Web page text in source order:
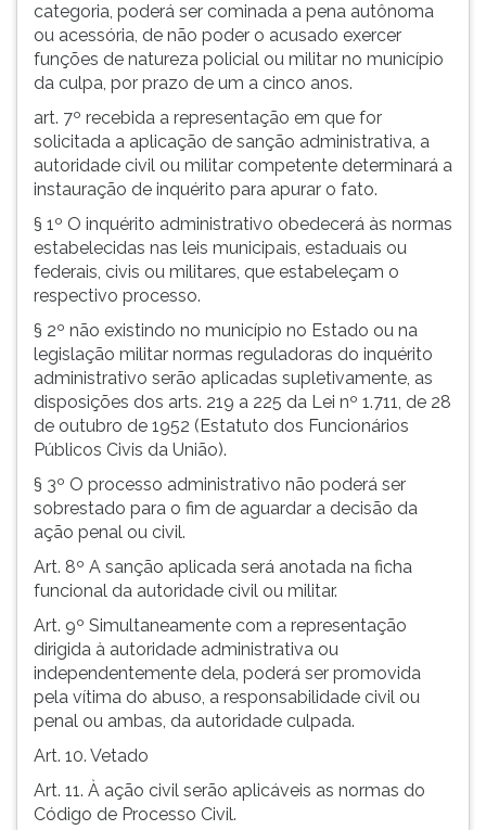
categoria, poderá ser cominada a pena autônoma
ou acessória, de não poder o acusado exercer
funções de natureza policial ou militar no município
da culpa, por prazo de um a cinco anos.
art. 7º recebida a representação em que for
solicitada a aplicação de sanção administrativa, a
autoridade civil ou militar competente determinará a
instauração de inquérito para apurar o fato.
§ 1º O inquérito administrativo obedecerá às normas
estabelecidas nas leis municipais, estaduais ou
federais, civis ou militares, que estabeleçam o
respectivo processo.
§ 2º não existindo no município no Estado ou na
legislação militar normas reguladoras do inquérito
administrativo serão aplicadas supletivamente, as
disposições dos arts. 219 a 225 da Lei nº 1.711, de 28
de outubro de 1952 (Estatuto dos Funcionários
Públicos Civis da União).
§ 3º O processo administrativo não poderá ser
sobrestado para o fim de aguardar a decisão da
ação penal ou civil.
Art. 8º A sanção aplicada será anotada na ficha
funcional da autoridade civil ou militar.
Art. 9º Simultaneamente com a representação
dirigida à autoridade administrativa ou
independentemente dela, poderá ser promovida
pela vítima do abuso, a responsabilidade civil ou
penal ou ambas, da autoridade culpada.
Art. 10. Vetado
Art. 11. À ação civil serão aplicáveis as normas do
Código de Processo Civil.